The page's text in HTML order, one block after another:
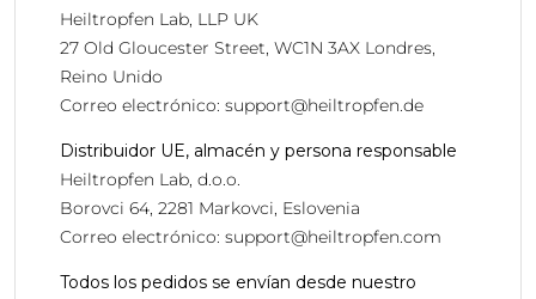
Heiltropfen Lab, LLP UK
27 Old Gloucester Street, WC1N 3AX Londres,
Reino Unido
Correo electrónico: support@heiltropfen.de
Distribuidor UE, almacén y persona responsable
Heiltropfen Lab, d.o.o.
Borovci 64, 2281 Markovci, Eslovenia
Correo electrónico: support@heiltropfen.com
Todos los pedidos se envían desde nuestro